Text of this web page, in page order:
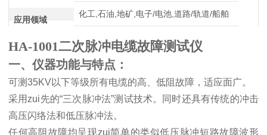
应用领域
化工,石油,地矿,电子/电池,道路/轨道/船舶
HA-1001二次脉冲电缆故障测试仪
一、仪器功能与特点：
可测35KV以下等级所有电缆的高、低阻故障，适应面广。
采用zui先的“三次脉冲法”测试技术。同时还具有传统的冲击
高压闪络法和低压脉冲法。
任何高阻故障均呈现zui简单的类似低压脉冲短路故障波形